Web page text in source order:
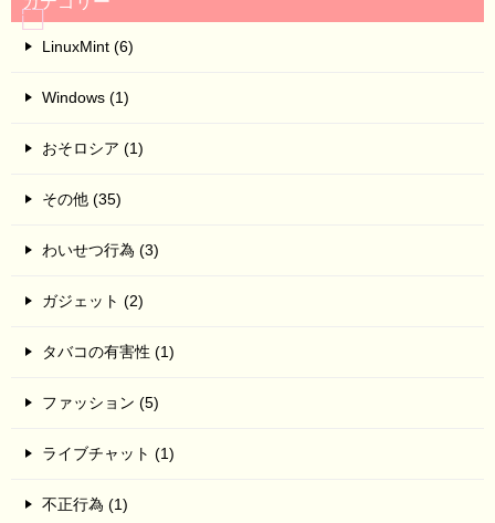
LinuxMint (6)
Windows (1)
おそロシア (1)
その他 (35)
わいせつ行為 (3)
ガジェット (2)
タバコの有害性 (1)
ファッション (5)
ライブチャット (1)
不正行為 (1)